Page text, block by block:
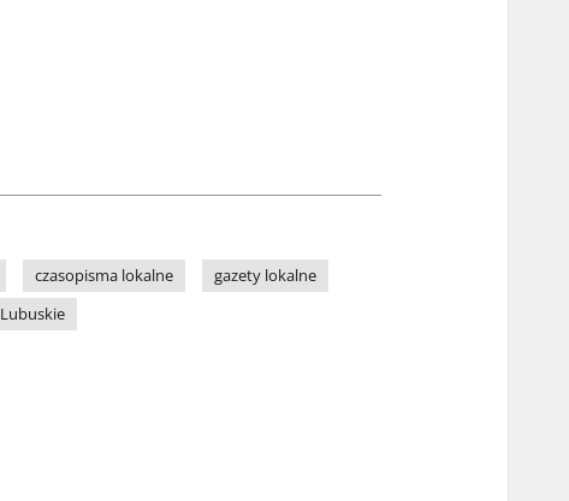
czasopisma lokalne
gazety lokalne
Lubuskie